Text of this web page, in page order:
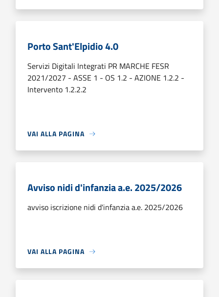
Porto Sant'Elpidio 4.0
Servizi Digitali Integrati PR MARCHE FESR
2021/2027 - ASSE 1 - OS 1.2 - AZIONE 1.2.2 -
Intervento 1.2.2.2
VAI ALLA PAGINA
Avviso nidi d'infanzia a.e. 2025/2026
avviso iscrizione nidi d'infanzia a.e. 2025/2026
VAI ALLA PAGINA